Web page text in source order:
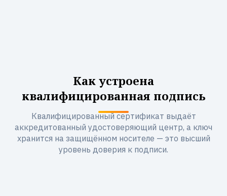
Как устроена
квалифицированная подпись
Квалифицированный сертификат выдаёт
аккредитованный удостоверяющий центр, а ключ
хранится на защищённом носителе — это высший
уровень доверия к подписи.